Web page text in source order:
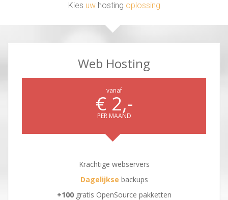
Kies uwhosting oplossing
Web Hosting
vanaf
€ 2,-
PER MAAND
Krachtige webservers
Dagelijkse backups
+100gratis OpenSource pakketten